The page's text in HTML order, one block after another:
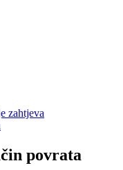
zahtjeva
povrata